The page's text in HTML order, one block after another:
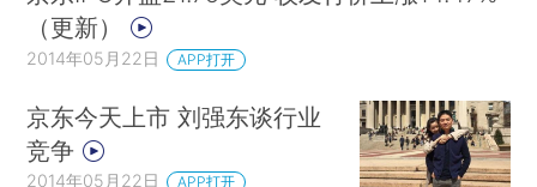
（更新）
2014年05月22日 APP打开
京东今天上市 刘强东谈行业
竞争
2014年05月22日 APP打开